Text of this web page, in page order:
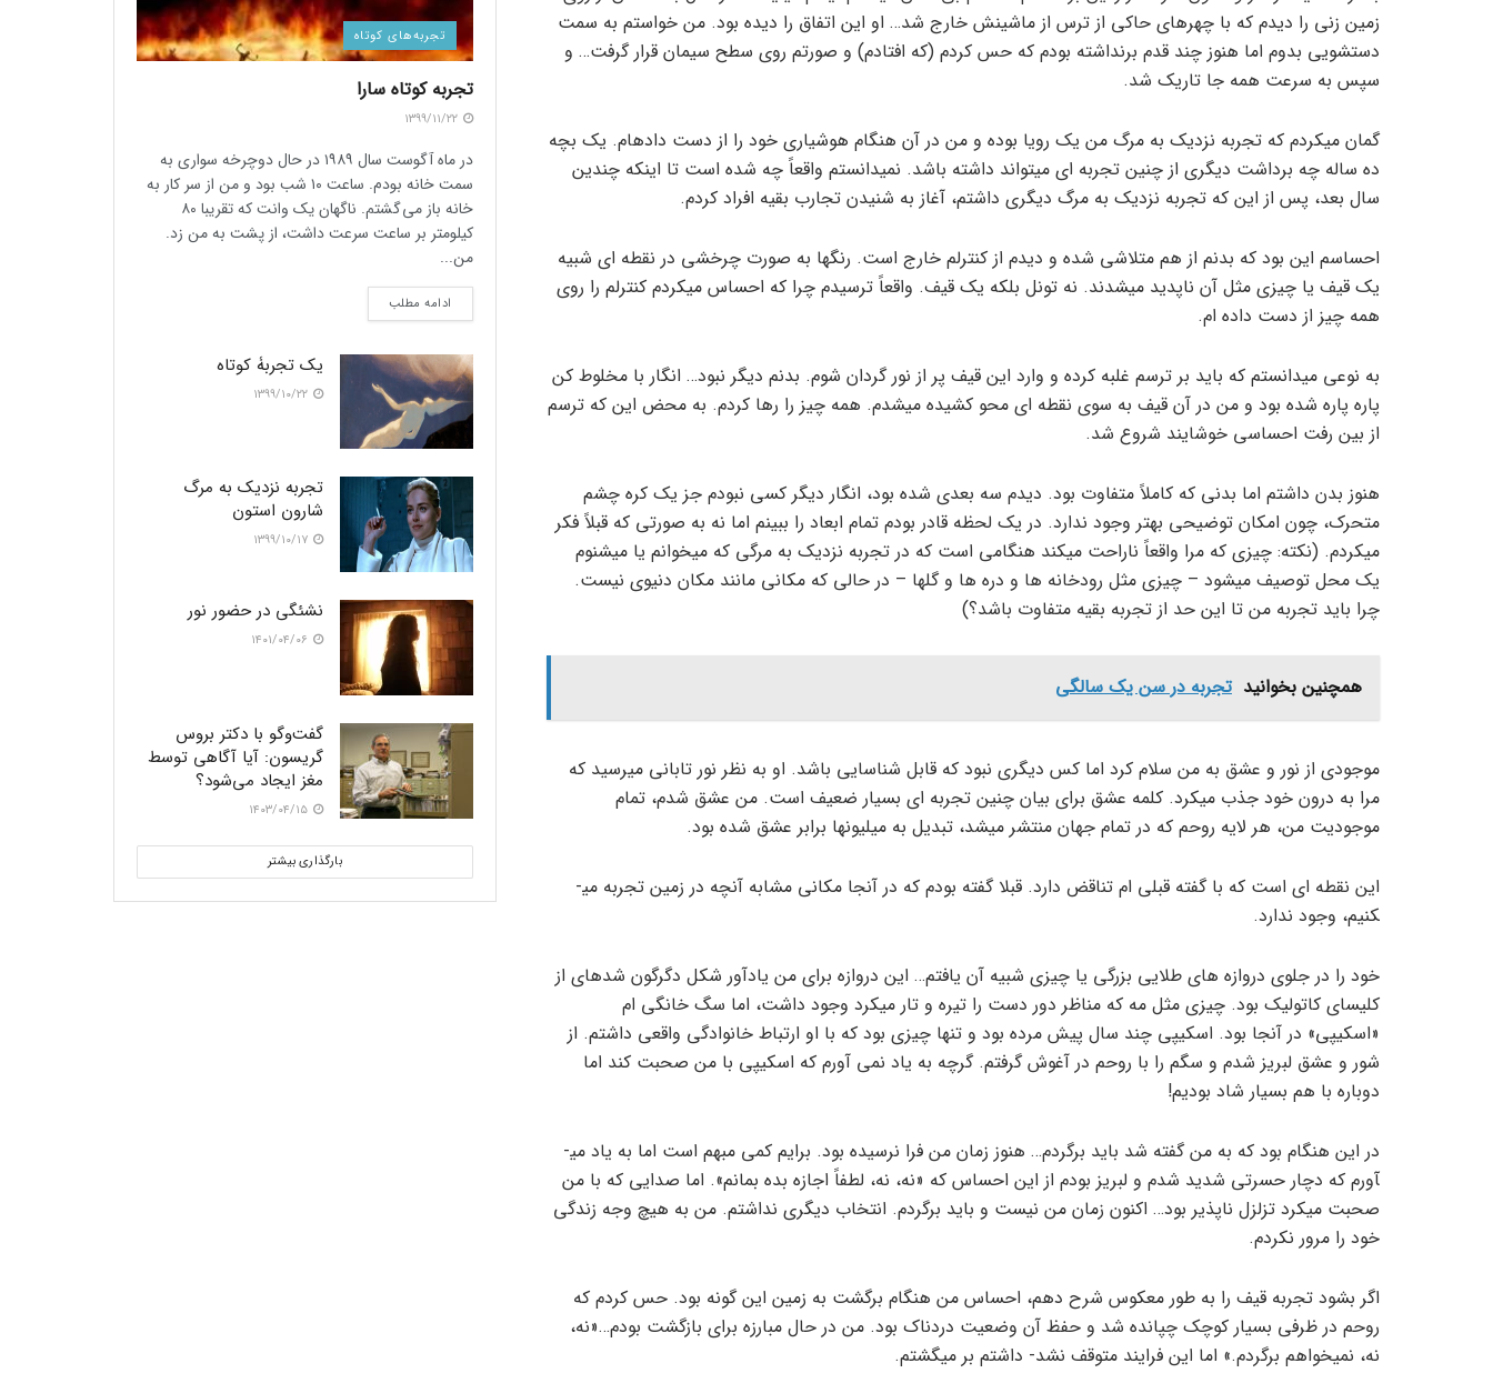
زمین زنی را دیدم که با چهره­ای حاکی از ترس از ماشینش خارج شد… او این اتفاق را دیده­ بود. من خواستم به سمت
دستشویی بدوم اما هنوز چند قدم برنداشته بودم که حس کردم (که افتادم) و صورتم روی سطح سیمان قرار گرفت… و
سپس به سرعت همه جا تاریک شد.
گمان می­کردم که تجربه نزدیک به مرگ من یک رویا بوده و من در آن هنگام هوشیاری خود را از دست داده­ام. یک بچه
ده ساله چه برداشت دیگری از چنین تجربه ای می­تواند داشته باشد. نمی­دانستم واقعاً چه شده است تا اینکه چندین
سال بعد، پس از این که تجربه نزدیک به مرگ دیگری داشتم، آغاز به شنیدن تجارب بقیه افراد کردم.
احساسم این بود که بدنم از هم متلاشی شده و دیدم از کنترلم خارج است. رنگها به صورت چرخشی در نقطه­ ای شبیه
یک قیف یا چیزی مثل آن ناپدید می­شدند. نه تونل بلکه یک قیف. واقعاً ترسیدم چرا که احساس می­کردم کنترلم را روی
همه چیز از دست داده­ ام.
به نوعی می­دانستم که باید بر ترسم غلبه کرده و وارد این قیف پر از نور گردان شوم. بدنم دیگر نبود… انگار با مخلوط کن
پاره پاره شده بود و من در آن قیف به سوی نقطه­ ای محو کشیده می­شدم. همه چیز را رها کردم. به محض این که ترسم
از بین رفت احساسی خوشایند شروع شد.
هنوز بدن داشتم اما بدنی که کاملاً متفاوت بود. دیدم سه بعدی شده بود، انگار دیگر کسی نبودم جز یک کره چشم
متحرک، چون امکان توضیحی بهتر وجود ندارد. در یک لحظه قادر بودم تمام ابعاد را ببینم اما نه به صورتی که قبلاً فکر
می­کردم. (نکته: چیزی که مرا واقعاً ناراحت می­کند هنگامی است که در تجربه نزدیک به مرگی که می­خوانم یا می­شنوم
یک محل توصیف می­شود – چیزی مثل رودخانه ­ها و دره ­ها و گل­ها – در حالی که مکانی مانند مکان دنیوی نیست.
چرا باید تجربه من تا این حد از تجربه بقیه متفاوت باشد؟)
همچنین بخوانید تجربه در سن یک سالگی
موجودی از نور و عشق به من سلام کرد اما کس دیگری نبود که قابل شناسایی باشد. او به نظر نور تابانی می­رسید که
مرا به درون خود جذب می­کرد. کلمه عشق برای بیان چنین تجربه ­ای بسیار ضعیف است. من عشق شدم، تمام
موجودیت من، هر لایه روحم که در تمام جهان منتشر می­شد، تبدیل به میلیونها برابر عشق شده بود.
این نقطه­ ای است که با گفته قبلی ­ام تناقض دارد. قبلا گفته بودم که در آنجا مکانی مشابه آنچه در زمین تجربه می­
کنیم، وجود ندارد.
خود را در جلوی دروازه­ های طلایی بزرگی یا چیزی شبیه آن یافتم… این دروازه برای من یادآور شکل دگرگون شده­ای از
کلیسای کاتولیک بود. چیزی مثل مه که مناظر دور دست را تیره و تار می­کرد وجود داشت، اما سگ خانگی ­ام
«اسکیپی» در آنجا بود. اسکیپی چند سال پیش مرده بود و تنها چیزی بود که با او ارتباط خانوادگی واقعی داشتم. از
شور و عشق لبریز شدم و سگم را با روحم در آغوش گرفتم. گرچه به یاد نمی ­آورم که اسکیپی با من صحبت کند اما
دوباره با هم بسیار شاد بودیم!
در این هنگام بود که به من گفته شد باید برگردم… هنوز زمان من فرا نرسیده بود. برایم کمی مبهم است اما به یاد می­
آورم که دچار حسرتی شدید شدم و لبریز بودم از این احساس که «نه، نه، لطفاً اجازه بده بمانم». اما صدایی که با من
صحبت می­کرد تزلزل ناپذیر بود… اکنون زمان من نیست و باید برگردم. انتخاب دیگری نداشتم. من به هیچ وجه زندگی
خود را مرور نکردم.
اگر بشود تجربه قیف را به طور معکوس شرح دهم، احساس من هنگام برگشت به زمین این گونه بود. حس کردم که
روحم در ظرفی بسیار کوچک چپانده شد و حفظ آن وضعیت دردناک بود. من در حال مبارزه برای بازگشت بودم…«نه،
نه، نمی­خواهم برگردم.» اما این فرایند متوقف نشد- داشتم بر می­گشتم.
تجربه‌های کوتاه
تجربه کوتاه سارا
در ماه آگوست سال ۱۹۸۹ در حال دوچرخه سواری به
سمت خانه بودم. ساعت ۱۰ شب بود و من از سر کار به
خانه باز می گشتم. ناگهان یک وانت که تقریبا ۸۰
کیلومتر بر ساعت سرعت داشت، از پشت به من زد.
من...
ادامه مطلب
یک تجربۀ کوتاه
تجربه نزدیک به مرگ
شارون استون
نشئگی در حضور نور
گفت‌وگو با دکتر بروس
گریسون: آیا آگاهی توسط
مغز ایجاد می‌شود؟
بارگذاری بیشتر